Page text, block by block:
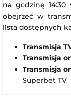
na godzinę 14:30
obejrzeć w
lista dostępnych
Transmisja
Transmisja
Transmisja
Superbet TV